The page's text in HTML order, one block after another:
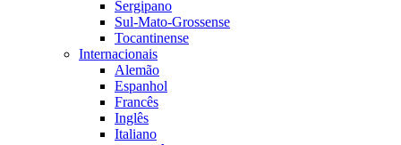
Sergipano
Sul-Mato-Grossense
Tocantinense
Internacionais
Alemão
Espanhol
Francês
Inglês
Italiano